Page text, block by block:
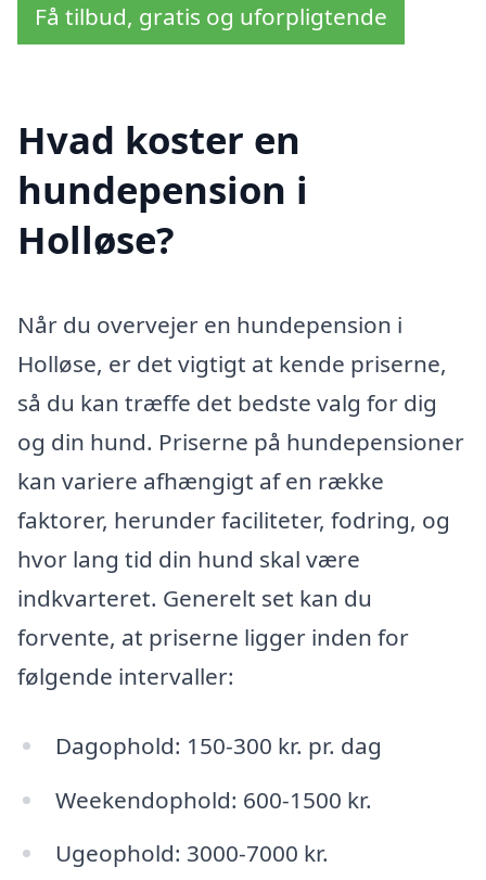
Få tilbud, gratis og uforpligtende
Hvad koster en
hundepension i
Holløse?
Når du overvejer en hundepension i
Holløse, er det vigtigt at kende priserne,
så du kan træffe det bedste valg for dig
og din hund. Priserne på hundepensioner
kan variere afhængigt af en række
faktorer, herunder faciliteter, fodring, og
hvor lang tid din hund skal være
indkvarteret. Generelt set kan du
forvente, at priserne ligger inden for
følgende intervaller:
Dagophold: 150-300 kr. pr. dag
Weekendophold: 600-1500 kr.
Ugeophold: 3000-7000 kr.